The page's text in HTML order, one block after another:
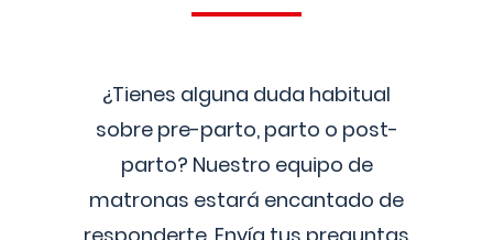
¿Tienes alguna duda habitual
sobre pre-parto, parto o post-
parto? Nuestro equipo de
matronas estará encantado de